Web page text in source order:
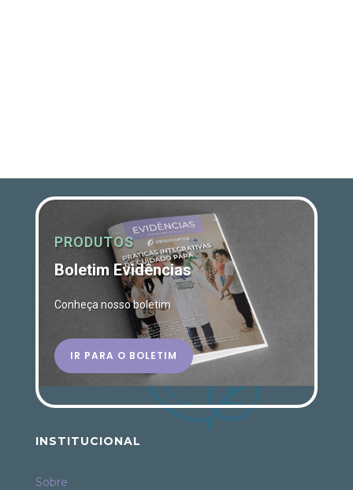
PRODUTOS
Boletim Evidências
Conheça nosso boletim
IR PARA O BOLETIM
INSTITUCIONAL
Sobre